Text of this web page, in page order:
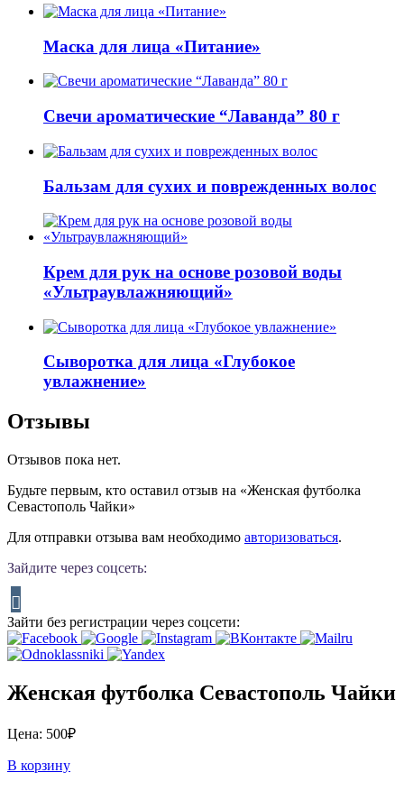
Маска для лица «Питание»
Свечи ароматические “Лаванда” 80 г
Бальзам для сухих и поврежденных волос
Крем для рук на основе розовой воды
«Ультраувлажняющий»
Сыворотка для лица «Глубокое
увлажнение»
Отзывы
Отзывов пока нет.
Будьте первым, кто оставил отзыв на «Женская футболка
Севастополь Чайки»
Для отправки отзыва вам необходимо авторизоваться.
Зайдите через соцсеть:
Зайти без регистрации через соцсети:
Женская футболка Севастополь Чайки
Цена: 500₽
В корзину